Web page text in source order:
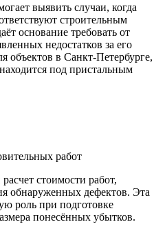
выявить случаи, когда
строительным
основание требовать от
недостатков за его
объектов в Санкт-Петербурге,
находится под пристальным
работ
стоимости работ,
обнаруженных дефектов. Эта
роль при подготовке
понесённых убытков.